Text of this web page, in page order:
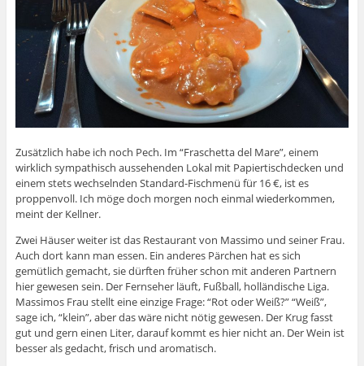
Zusätzlich habe ich noch Pech. Im “Fraschetta del Mare”, einem
wirklich sympathisch aussehenden Lokal mit Papiertischdecken und
einem stets wechselnden Standard-Fischmenü für 16 €, ist es
proppenvoll. Ich möge doch morgen noch einmal wiederkommen,
meint der Kellner.
Zwei Häuser weiter ist das Restaurant von Massimo und seiner Frau.
Auch dort kann man essen. Ein anderes Pärchen hat es sich
gemütlich gemacht, sie dürften früher schon mit anderen Partnern
hier gewesen sein. Der Fernseher läuft, Fußball, holländische Liga.
Massimos Frau stellt eine einzige Frage: “Rot oder Weiß?” “Weiß”,
sage ich, “klein”, aber das wäre nicht nötig gewesen. Der Krug fasst
gut und gern einen Liter, darauf kommt es hier nicht an. Der Wein ist
besser als gedacht, frisch und aromatisch.